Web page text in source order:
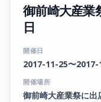
御前崎大産
日
開催日
2017-11-25〜
開催場所
御前崎大産業祭に